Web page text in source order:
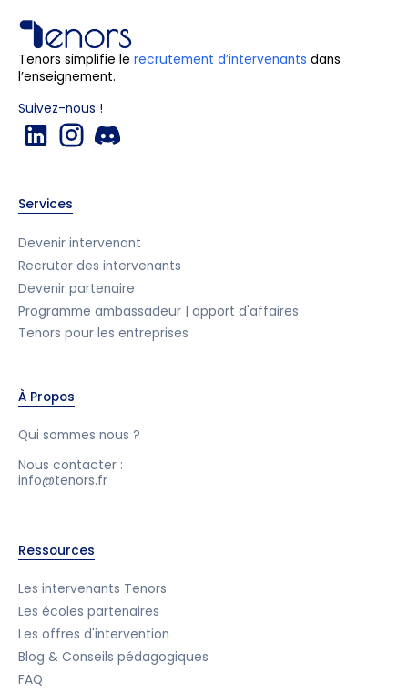
Tenors simplifie le recrutement d’intervenants dans
l’enseignement.
Suivez-nous !
Services
Devenir intervenant
Recruter des intervenants
Devenir partenaire
Programme ambassadeur | apport d'affaires
Tenors pour les entreprises
À Propos
Qui sommes nous ?
Nous contacter :
info@tenors.fr
Ressources
Les intervenants Tenors
Les écoles partenaires
Les offres d'intervention
Blog & Conseils pédagogiques
FAQ